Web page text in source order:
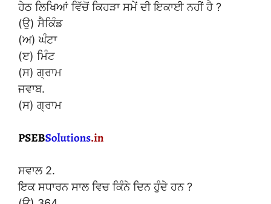
ਹੇਠ ਲਿਖਿਆਂ ਵਿੱਚੋਂ ਕਿਹੜਾ ਸਮੇਂ ਦੀ ਇਕਾਈ ਨਹੀਂ ਹੈ ?
(ਉ) ਸੈਕਿੰਡ
(ਅ) ਘੰਟਾ
(ੲ) ਮਿੰਟ
(ਸ) ਗ੍ਰਾਮ
ਜਵਾਬ.
(ਸ) ਗ੍ਰਾਮ
ਸਵਾਲ 2.
ਇਕ ਸਧਾਰਨ ਸਾਲ ਵਿਚ ਕਿੰਨੇ ਦਿਨ ਹੁੰਦੇ ਹਨ ?